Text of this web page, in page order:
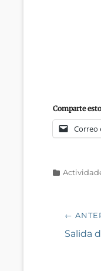
Comparte
Correo
Categorías
de
←
Entrada
Salida